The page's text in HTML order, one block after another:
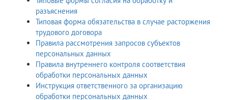
разъяснения
Типовая форма обязательства в случае расторжения
трудового договора
Правила рассмотрения запросов субъектов
персональных данных
Правила внутреннего контроля соответствия
обработки персональных данных
Инструкция ответственного за организацию
обработки персональных данных